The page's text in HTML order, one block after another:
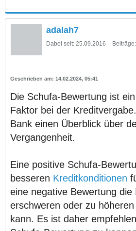
adalah7
Dabei seit: 25.09.2016 Beiträge:
14.02.2024, 05:41
Die Schufa-Bewertung ist
Faktor bei der
Bank einen Überblick über
Vergangenheit.
Eine positive Schufa-
besseren Kreditkonditionen
eine negative Bewertung die
erschweren oder zu
kann. Es ist daher